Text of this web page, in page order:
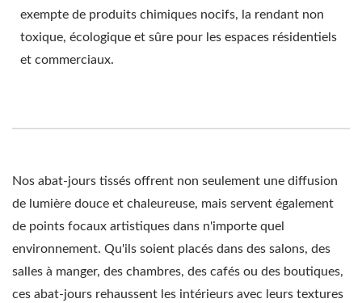
exempte de produits chimiques nocifs, la rendant non
toxique, écologique et sûre pour les espaces résidentiels
et commerciaux.
Nos abat-jours tissés offrent non seulement une diffusion
de lumière douce et chaleureuse, mais servent également
de points focaux artistiques dans n'importe quel
environnement. Qu'ils soient placés dans des salons, des
salles à manger, des chambres, des cafés ou des boutiques,
ces abat-jours rehaussent les intérieurs avec leurs textures